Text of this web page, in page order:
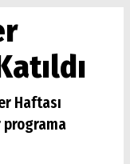
Haftası
programa